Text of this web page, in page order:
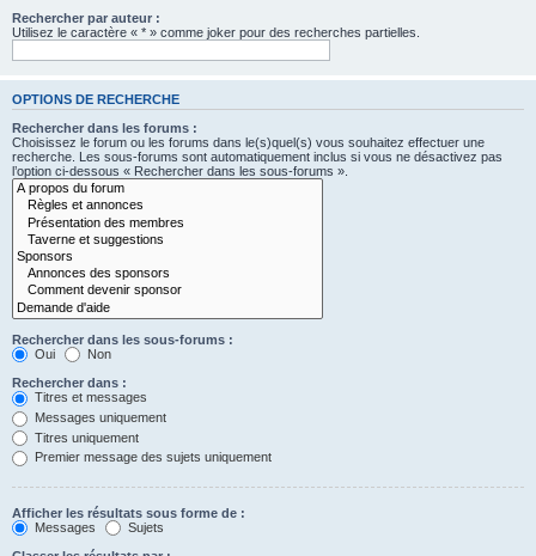
Rechercher par auteur :
Utilisez le caractère « * » comme joker pour des recherches partielles.
OPTIONS DE RECHERCHE
Rechercher dans les forums :
Choisissez le forum ou les forums dans le(s)quel(s) vous souhaitez effectuer une
recherche. Les sous-forums sont automatiquement inclus si vous ne désactivez pas
l’option ci-dessous « Rechercher dans les sous-forums ».
Rechercher dans les sous-forums :
Oui
Non
Rechercher dans :
Titres et messages
Messages uniquement
Titres uniquement
Premier message des sujets uniquement
Afficher les résultats sous forme de :
Messages
Sujets